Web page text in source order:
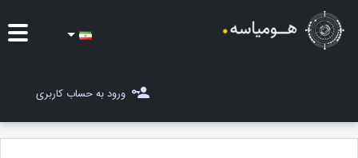
ورود به حساب کاربری